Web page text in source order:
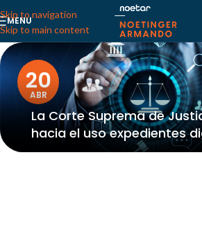
Skip to navigation
Skip to main content
MENU
20
ABR
La Corte Suprema de
hacia el uso expedientes